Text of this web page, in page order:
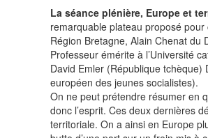
La séance plénière, Europe et
remarquable plateau proposé
Région Bretagne, Alain Chenat du
Professeur émérite à l’Université
David Emler (République tchèque)
européen des jeunes socialistes).
On ne peut prétendre résumer en
donc l’esprit. Ces deux dernières
territoriale. On a ainsi en Europe